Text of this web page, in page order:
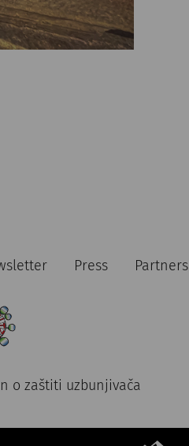
Press Partners
o zaštiti uzbunjivača